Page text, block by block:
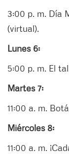
3:00 p. m. Día
(virtual).
Lunes 6:
5:00 p. m. El
Martes 7:
11:00 a. m.
Miércoles 8:
11:00 a. m.